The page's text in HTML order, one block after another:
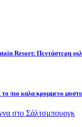
Resort: Πεντάστερη
πιο καλα κρυμμενο